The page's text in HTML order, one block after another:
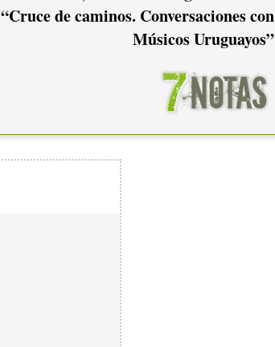
“Cruce de caminos. Conversaciones con
Músicos Uruguayos”